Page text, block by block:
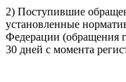
правила возврата
театра.
Я
«УГТЭ» в отношении
(политикой
своё согласие на
2) Поступившие
установленные
Федерации (обращения
30 дней с момента